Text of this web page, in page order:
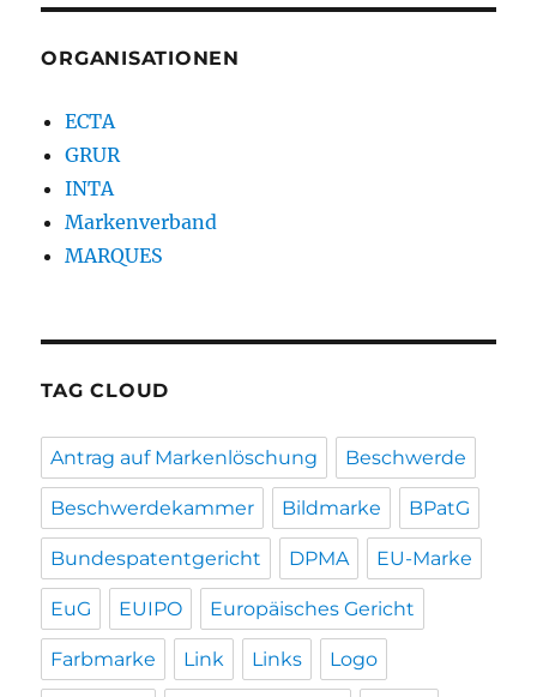
ORGANISATIONEN
ECTA
GRUR
INTA
Markenverband
MARQUES
TAG CLOUD
Antrag auf Markenlöschung Beschwerde
Beschwerdekammer Bildmarke BPatG
Bundespatentgericht DPMA EU-Marke
EuG EUIPO Europäisches Gericht
Farbmarke Link Links Logo